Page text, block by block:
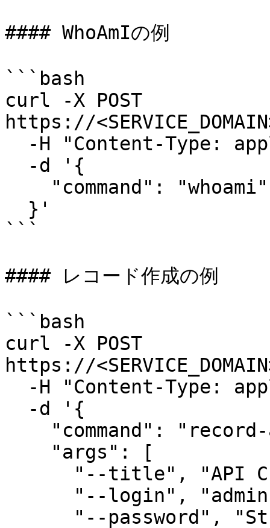
#### WhoAmIの例
```bash
curl -X POST
https://
```
#### レコード作成の例
```bash
curl -X POST
https://